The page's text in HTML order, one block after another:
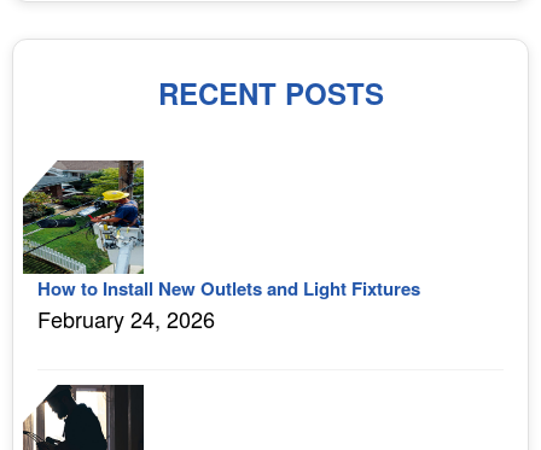
RECENT POSTS
How to Install New Outlets and Light Fixtures
February 24, 2026